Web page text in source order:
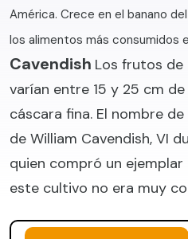
América. Crece en el banano
los alimentos más consumidos
Cavendish Los frutos de
varían entre 15 y 25 cm
cáscara fina. El nombre
de William Cavendish, VI
quien compró un
este cultivo no era muy